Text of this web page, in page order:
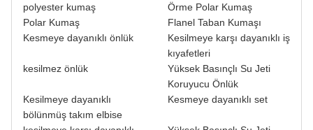
polyester kumaş
Örme Polar Kumaş
Polar Kumaş
Flanel Taban Kumaşı
Kesmeye dayanıklı önlük
Kesilmeye karşı dayanıklı iş
kıyafetleri
kesilmez önlük
Yüksek Basınçlı Su Jeti
Koruyucu Önlük
Kesilmeye dayanıklı
bölünmüş takım elbise
Kesmeye dayanıklı set